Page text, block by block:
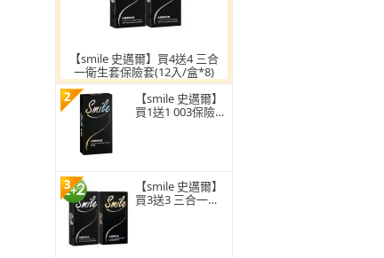
【smile 史邁爾】買4送4 三合
一衛生套保險套(12入/盒*8)
2
【smile 史邁爾】
買1送1 003保險套
3
【smile 史邁爾】
買3送3 三合一衛